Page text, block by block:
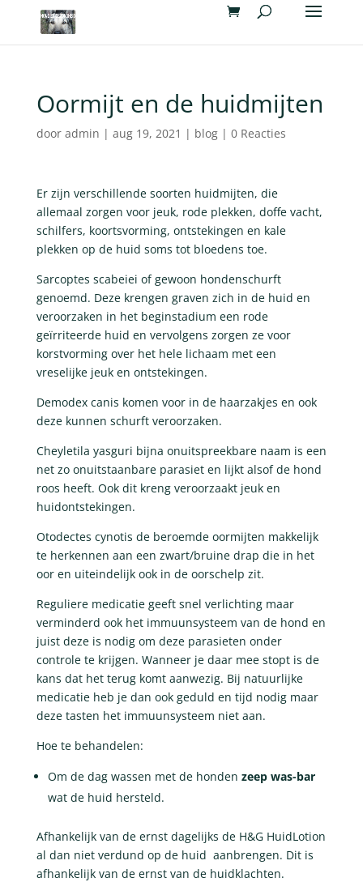
Oormijt en de huidmijten
door admin | aug 19, 2021 | blog| 0 Reacties
Er zijn verschillende soorten huidmijten, die
allemaal zorgen voor jeuk, rode plekken, doffe vacht,
schilfers, koortsvorming, ontstekingen en kale
plekken op de huid soms tot bloedens toe.
Sarcoptes scabeiei of gewoon hondenschurft
genoemd. Deze krengen graven zich in de huid en
veroorzaken in het beginstadium een rode
geïrriteerde huid en vervolgens zorgen ze voor
korstvorming over het hele lichaam met een
vreselijke jeuk en ontstekingen.
Demodex canis komen voor in de haarzakjes en ook
deze kunnen schurft veroorzaken.
Cheyletila yasguri bijna onuitspreekbare naam is een
net zo onuitstaanbare parasiet en lijkt alsof de hond
roos heeft. Ook dit kreng veroorzaakt jeuk en
huidontstekingen.
Otodectes cynotis de beroemde oormijten makkelijk
te herkennen aan een zwart/bruine drap die in het
oor en uiteindelijk ook in de oorschelp zit.
Reguliere medicatie geeft snel verlichting maar
verminderd ook het immuunsysteem van de hond en
juist deze is nodig om deze parasieten onder
controle te krijgen. Wanneer je daar mee stopt is de
kans dat het terug komt aanwezig. Bij natuurlijke
medicatie heb je dan ook geduld en tijd nodig maar
deze tasten het immuunsysteem niet aan.
Hoe te behandelen:
Om de dag wassen met de honden zeep was-bar
wat de huid hersteld.
Afhankelijk van de ernst dagelijks de H&G HuidLotion
al dan niet verdund op de huid aanbrengen. Dit is
afhankelijk van de ernst van de huidklachten.